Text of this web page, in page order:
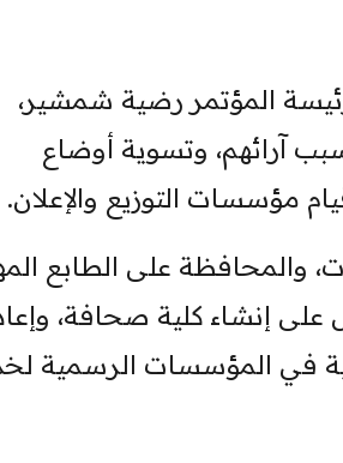
المؤتمر رضية شمشير،
آرائهم، وتسوية أوضاع
مؤسسات التوزيع والإعلان.
والمحافظة على الطابع
إنشاء كلية صحافة،
في المؤسسات الرسمية